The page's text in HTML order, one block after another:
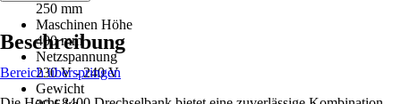
250 mm
Maschinen Höhe
400 mm
Netzspannung
230 V - 240 V
Gewicht
Beschreibung
Bereich überspringen